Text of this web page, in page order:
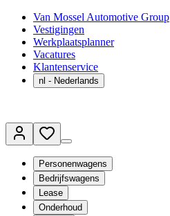
Van Mossel Automotive Group
Vestigingen
Werkplaatsplanner
Vacatures
Klantenservice
nl - Nederlands
Personenwagens
Bedrijfswagens
Lease
Onderhoud